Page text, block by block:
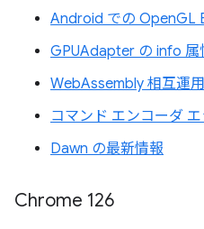
Android での OpenGL
GPUAdapter の info 属
WebAssembly 相互運
コマンド エンコーダ
Dawn の最新情報
Chrome 126